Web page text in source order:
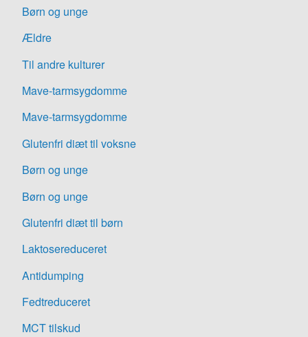
Børn og unge
Ældre
Til andre kulturer
Mave-tarmsygdomme
Mave-tarmsygdomme
Glutenfri diæt til voksne
Børn og unge
Børn og unge
Glutenfri diæt til børn
Laktosereduceret
Antidumping
Fedtreduceret
MCT tilskud